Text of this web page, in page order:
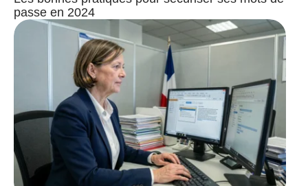
passe en 2024